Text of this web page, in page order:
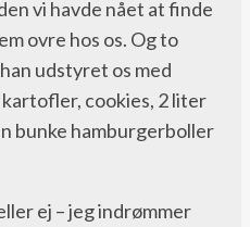
vi havde nået at finde
ovre hos os. Og to
udstyret os med
cookies, 2 liter
bunke hamburgerboller
ej – jeg indrømmer